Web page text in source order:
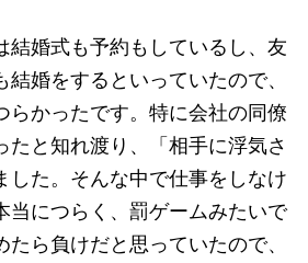
結婚式も予約もしているし、友
婚をするといっていたので、
らかったです。特に会社の同僚
たと知れ渡り、「相手に浮気さ
した。そんな中で仕事をしなけ
当につらく、罰ゲームみたいで
たら負けだと思っていたので、